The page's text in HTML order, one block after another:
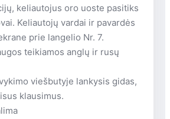
keliautojus oro uoste pasitiks
Keliautojų vardai ir pavardės
prie langelio Nr. 7.
teikiamos anglų ir rusų
viešbutyje lankysis gidas,
klausimus.